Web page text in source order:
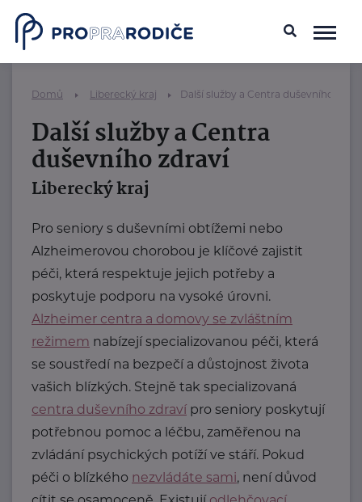
Domů Liberecký kraj Další služby a Centra duševního
Další služby a Centra
duševního zdraví
Liberecký kraj
Pro seniory s duševními obtížemi nebo
Alzheimerovou chorobou je klíčové zajistit
péči, která respektuje jejich potřeby a
poskytuje podporu na vysoké úrovni.
Alzheimer centra a domovy se zvláštním
režimem nabízejí specializovanou péči, která
se soustředí na bezpečí a důstojnost života
vašich blízkých. Stejně tak specializovaná
centra duševního zdraví pro seniory poskytují
potřebnou pomoc a léčbu, zaměřenou na
zvládání psychických potíží ve stáří. Pokud
péči o blízkého nezvládáte sami, není důvod